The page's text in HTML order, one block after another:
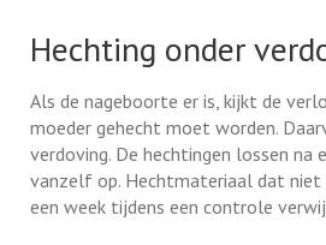
Hechting onder
Als de nageboorte er is, kijkt de
moeder gehecht moet worden.
verdoving. De hechtingen lossen na
vanzelf op. Hechtmateriaal dat niet
een week tijdens een controle